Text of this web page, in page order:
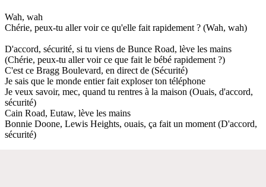
Wah, wah
Chérie, peux-tu aller voir ce qu'elle fait rapidement ? (Wah, wah)
D'accord, sécurité, si tu viens de Bunce Road, lève les mains
(Chérie, peux-tu aller voir ce que fait le bébé rapidement ?)
C'est ce Bragg Boulevard, en direct de (Sécurité)
Je sais que le monde entier fait exploser ton téléphone
Je veux savoir, mec, quand tu rentres à la maison (Ouais, d'accord,
sécurité)
Cain Road, Eutaw, lève les mains
Bonnie Doone, Lewis Heights, ouais, ça fait un moment (D'accord,
sécurité)